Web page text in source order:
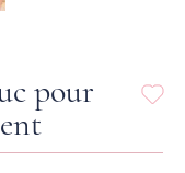
pour